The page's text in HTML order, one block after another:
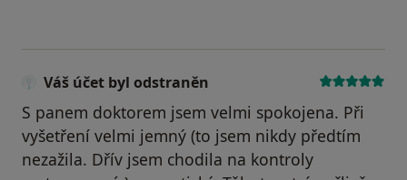
Váš účet byl odstraněn
S panem doktorem jsem velmi spokojena. Při
vyšetření velmi jemný (to jsem nikdy předtím
nezažila. Dřív jsem chodila na kontroly